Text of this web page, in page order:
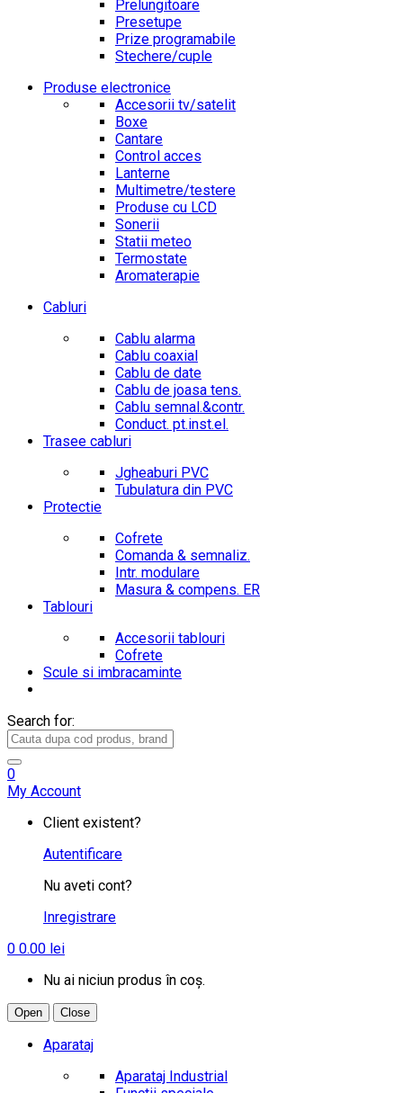
Prelungitoare
Presetupe
Prize programabile
Stechere/cuple
Produse electronice
Accesorii tv/satelit
Boxe
Cantare
Control acces
Lanterne
Multimetre/testere
Produse cu LCD
Sonerii
Statii meteo
Termostate
Aromaterapie
Cabluri
Cablu alarma
Cablu coaxial
Cablu de date
Cablu de joasa tens.
Cablu semnal.&contr.
Conduct. pt.inst.el.
Trasee cabluri
Jgheaburi PVC
Tubulatura din PVC
Protectie
Cofrete
Comanda & semnaliz.
Intr. modulare
Masura & compens. ER
Tablouri
Accesorii tablouri
Cofrete
Scule si imbracaminte
Search for:
0
My Account
Client existent?
Autentificare
Nu aveti cont?
Inregistrare
0 0.00 lei
Nu ai niciun produs în coș.
Open Close
Aparataj
Aparataj Industrial